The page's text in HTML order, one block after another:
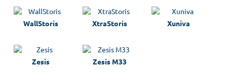
WallStoris XtraStoris Xuniva
Zesis Zesis M33